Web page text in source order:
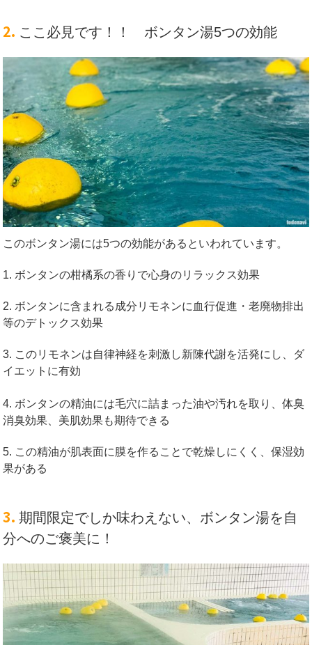
2. ここ必見です！！ ボンタン湯5つの効能
このボンタン湯には5つの効能があるといわれています。
1. ボンタンの柑橘系の香りで心身のリラックス効果
2. ボンタンに含まれる成分リモネンに血行促進・老廃物排出
等のデトックス効果
3. このリモネンは自律神経を刺激し新陳代謝を活発にし、ダ
イエットに有効
4. ボンタンの精油には毛穴に詰まった油や汚れを取り、体臭
消臭効果、美肌効果も期待できる
5. この精油が肌表面に膜を作ることで乾燥しにくく、保湿効
果がある
3.期間限定でしか味わえない、ボンタン湯を自
分へのご褒美に！